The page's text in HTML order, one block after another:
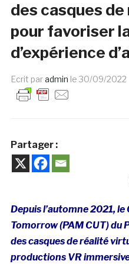
des casques
pour favoriser
d’expérience
Ecrit paradmin le 30/09/2022
Partager :
Depuis l’automne 2021,
Tomorrow (PAM CUT) du
des casques de réalité
productions VR